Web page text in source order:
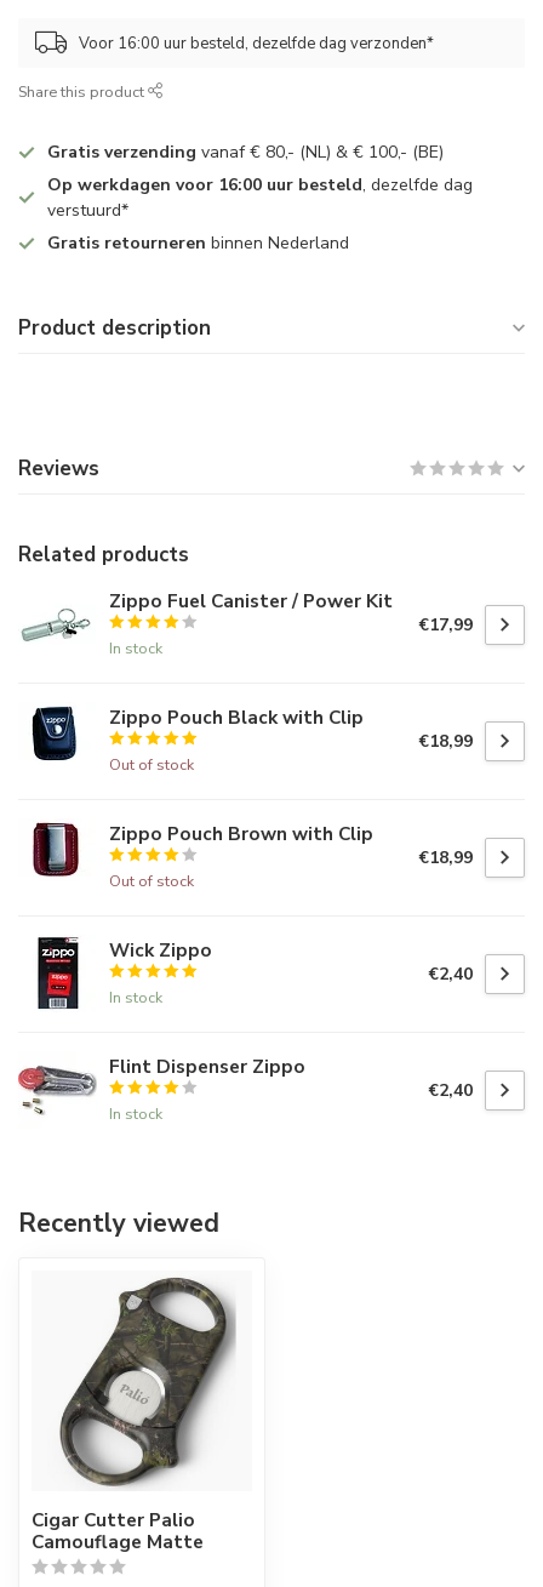
Voor 16:00 uur besteld, dezelfde dag verzonden*
Share this product
Gratis verzending vanaf € 80,- (NL) & € 100,- (BE)
Op werkdagen voor 16:00 uur besteld, dezelfde dag
verstuurd*
Gratis retourneren binnen Nederland
Product description
Reviews
Related products
Zippo Fuel Canister / Power Kit
In stock
€17,99
Zippo Pouch Black with Clip
Out of stock
€18,99
Zippo Pouch Brown with Clip
Out of stock
€18,99
Wick Zippo
In stock
€2,40
Flint Dispenser Zippo
In stock
€2,40
Recently viewed
Cigar Cutter Palio
Camouflage Matte